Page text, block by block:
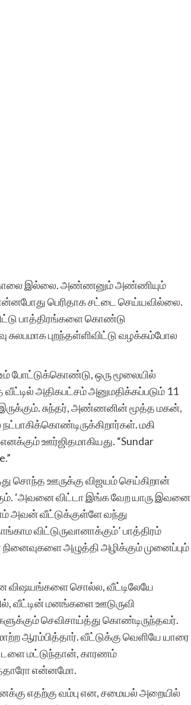
காலை இல்லை. அண்ணனும் அண்ணியும்
பெரிதாக சட்டை செய்யவில்லை.
பாத்திரங்களை கொண்டு
புறந்தள்ளிவிட்டு வழக்கம்போல
உம் போட்டுக்கொண்டு, ஒரு மூலையில்
அதிகபட்சம் அனுமதிக்கப்படும் 11
சுந்தர், அண்ணனின் மூத்த மகன்,
மகி
ஊர்ஜிதமாகியது. “Sundar
சொந்த ஊருக்கு விஜயம் செய்கிறான்
‘அவனை விட்டா இங்க வேற யாரு இவனை
அவன் வீட்டுக்குள்ளே வந்து
விட்டுருவானாக்கும்’ பாத்திரம்
அழுத்தி அழிக்கும் முனைப்பும்
விஷயங்களை சொல்ல, வீட்டிலேயே
வீட்டின் மனங்களை ஊடுருவி
செவிசாய்த்து கொண்டிருந்தவர்.
ஆரம்பித்தார். வீட்டுக்கு வெளியே யாரை
மட்டுந்தான், காரணம்
என்னமோ.
எதற்கு வம்பு என, சமையல் அறையில்
வணக்கம், தொடர்ந்து
தங்கள் தளம் நல்ல
சிறுகதைகளை பிரசுரித்து
வருவது மகிழ்ச்சி தருகிறது.
ஆனால் சாதாரண
சிறுகதைகளை நிறையப்